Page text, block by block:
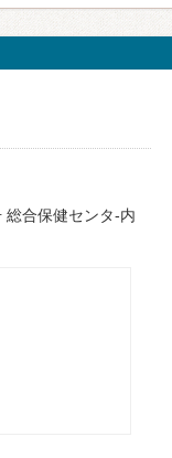
合保健センタ-内